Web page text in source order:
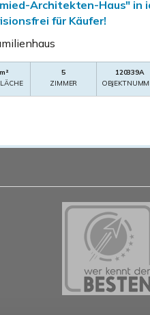
Architekten-Haus" in
für Käufer!
5
ZIMMER
120339A